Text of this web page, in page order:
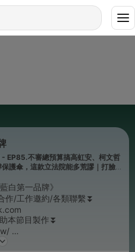
EP85.不審總預算搞高虹安、柯文哲
護傘，這款立法院能多荒謬｜打臉藍
白第一品牌》
作/工作邀約/各類聯繫⏬
本節目製作⏬